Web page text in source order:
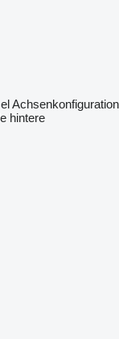
Achsenkonfiguration
hintere